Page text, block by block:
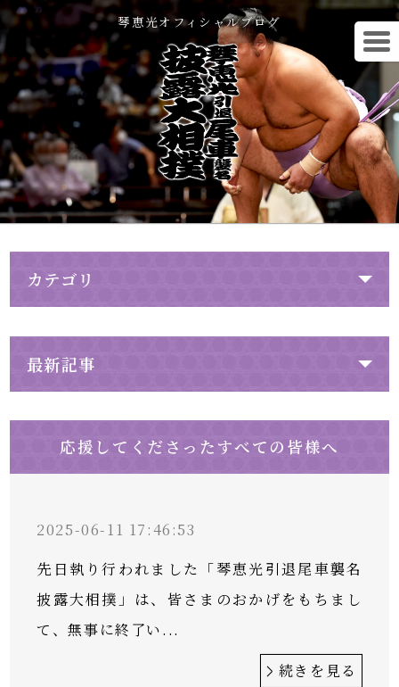
琴恵光オフィシャルブログ
カテゴリ
最新記事
応援してくださったすべての皆様へ
2025-06-11 17:46:53
先日執り行われました「琴恵光引退尾車襲名
披露大相撲」は、皆さまのおかげをもちまし
て、無事に終了い...
続きを見る